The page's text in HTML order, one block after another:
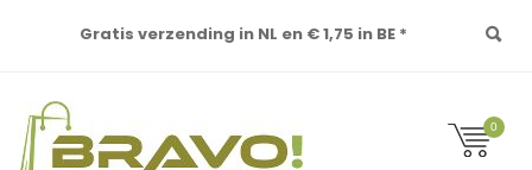
Gratis verzending in NL en € 1,75 in BE *
0